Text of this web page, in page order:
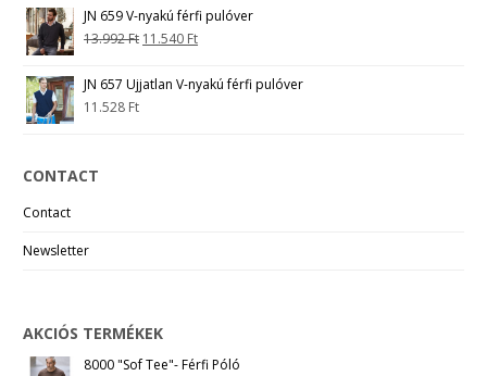
JN 659 V-nyakú férfi pulóver
13.992Ft 11.540 Ft
JN 657 Ujjatlan V-nyakú férfi pulóver
11.528 Ft
CONTACT
Contact
Newsletter
AKCIÓS TERMÉKEK
8000 "Sof Tee"- Férfi Póló